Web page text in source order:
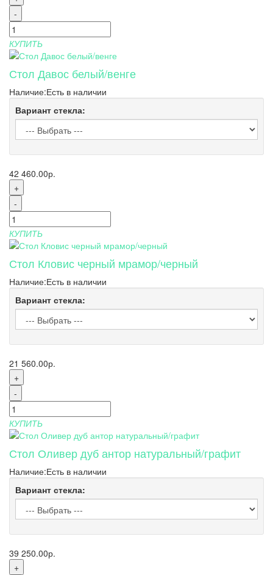
-
КУПИТЬ
Стол Давос белый/венге
Наличие:Есть в наличии
Вариант стекла:
42 460.00р.
+
-
КУПИТЬ
Стол Кловис черный мрамор/черный
Наличие:Есть в наличии
Вариант стекла:
21 560.00р.
+
-
КУПИТЬ
Стол Оливер дуб антор натуральный/графит
Наличие:Есть в наличии
Вариант стекла:
39 250.00р.
+